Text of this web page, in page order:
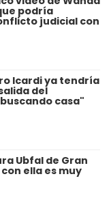
podría
judicial con
Icardi ya tendría
del
casa"
Ubfal de Gran
ella es muy